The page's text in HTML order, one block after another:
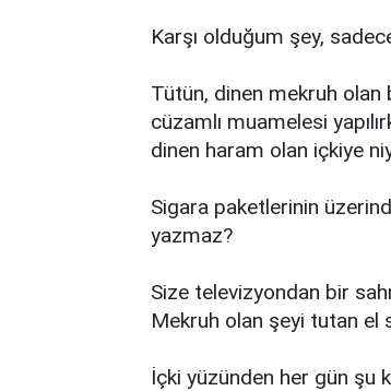
Karşı olduğum şey,
Tütün, dinen mekruh olan
cüzamlı muamelesi
dinen haram olan içkiye
Sigara paketlerinin
yazmaz?
Size televizyondan bir
Mekruh olan şeyi tutan el
İçki yüzünden her gün şu